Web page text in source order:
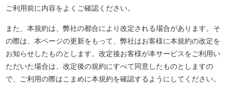
ご利用前に内容をよくご確認ください。
また、本規約は、弊社の都合により改定される場合があります。そ
の際は、本ページの更新をもって、弊社はお客様に本規約の改定を
お知らせしたものとします。改定後お客様が本サービスをご利用い
ただいた場合は、改定後の規約にすべて同意したものとしますの
で、ご利用の際はこまめに本規約を確認するようにしてください。